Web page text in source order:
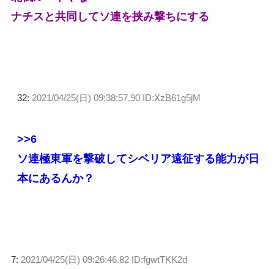
ナチスと共同してソ連を挟み撃ちにする
32: 2021/04/25(日) 09:38:57.90 ID:XzB61g5jM
>>6
ソ連極東軍を撃破してシベリア遠征する能力が日
本にあるんか？
7: 2021/04/25(日) 09:26:46.82 ID:fgwtTKK2d